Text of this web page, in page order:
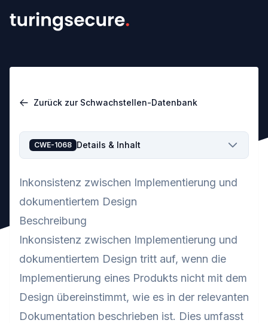
Zurück zur Schwachstellen-Datenbank
CWE-1068 Details & Inhalt
Inkonsistenz zwischen Implementierung und
dokumentiertem Design
Beschreibung
Inkonsistenz zwischen Implementierung und
dokumentiertem Design tritt auf, wenn die
Implementierung eines Produkts nicht mit dem
Design übereinstimmt, wie es in der relevanten
Dokumentation beschrieben ist. Dies umfasst